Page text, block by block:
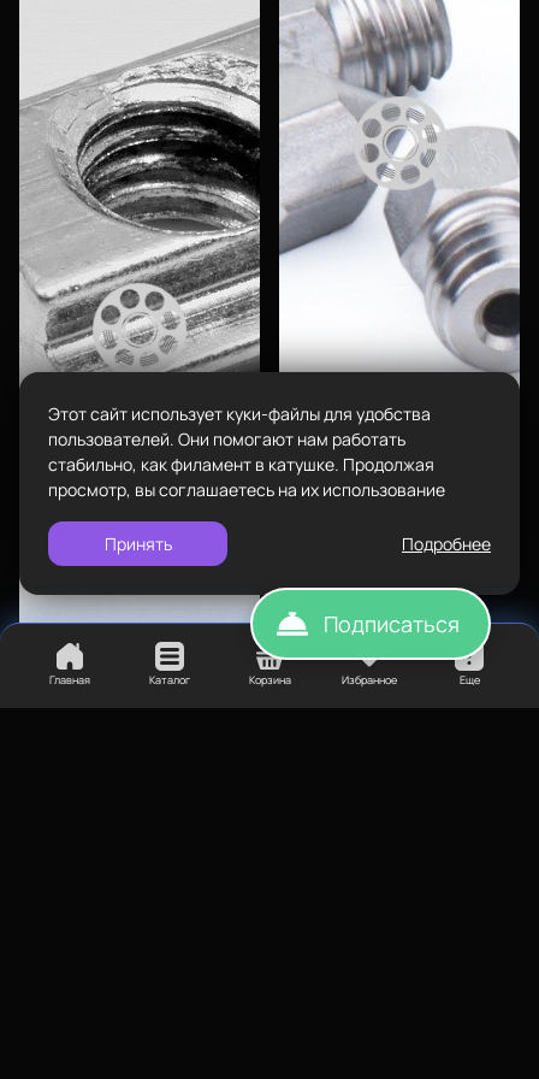
190₽
Главная Каталог Корзина Избранное Еще
Каталог
Пластик BestFilament
Сопутствующие товары
Комплектующие
Подарочные сертификаты
изменить
Телефон
8-800-234-47-78 позвонить
Адрес
ул.Проезжая дом 9а
проложить
маршрут
Режим работы
Пн-Вс с 10:00 до 18:00
Задать вопрос
info@bestfilament.ru написать
Политика конфиденциальности
Этот сайт использует куки-файлы для удобства
пользователей. Они помогают нам работать
стабильно, как филамент в катушке. Продолжая
просмотр, вы соглашаетесь на их использование
Принять Подробнее
Подписаться